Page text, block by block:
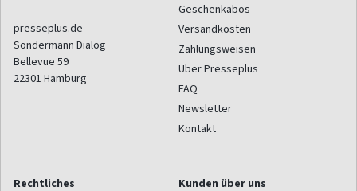
presseplus.de
Sondermann Dialog
Bellevue 59
22301 Hamburg
Geschenkabos
Versandkosten
Zahlungsweisen
Über Presseplus
FAQ
Newsletter
Kontakt
Rechtliches
Kunden über uns